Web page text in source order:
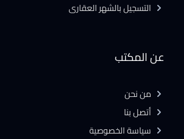
عن المكتب
من نحن
أتصل بنا
سياسة الخصوصية
التسجيل بالشهر العقارى